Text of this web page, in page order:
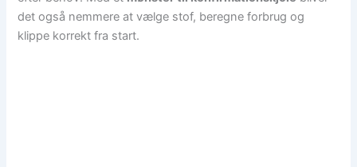
det også nemmere at vælge stof, beregne forbrug og
klippe korrekt fra start.